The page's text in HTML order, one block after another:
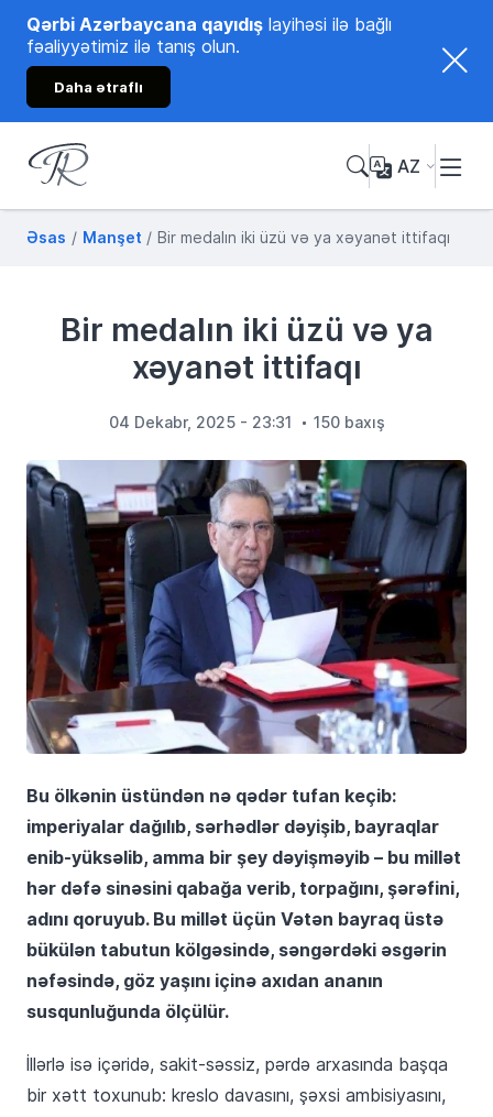
Qərbi Azərbaycana qayıdış layihəsi ilə bağlı
fəaliyyətimiz ilə tanış olun.
Daha ətraflı
Tənzilə Rüstəmxanlı
AZ
Əsas Manşet Bir medalın iki üzü və ya xəyanət ittifaqı
Bir medalın iki üzü və ya
xəyanət ittifaqı
04 Dekabr, 2025 - 23:31 150 baxış
Bu ölkənin üstündən nə qədər tufan keçib:
imperiyalar dağılıb, sərhədlər dəyişib, bayraqlar
enib-yüksəlib, amma bir şey dəyişməyib – bu millət
hər dəfə sinəsini qabağa verib, torpağını, şərəfini,
adını qoruyub. Bu millət üçün Vətən bayraq üstə
bükülən tabutun kölgəsində, səngərdəki əsgərin
nəfəsində, göz yaşını içinə axıdan ananın
susqunluğunda ölçülür.
İllərlə isə içəridə, sakit-səssiz, pərdə arxasında başqa
bir xətt toxunub: kreslo davasını, şəxsi ambisiyasını,